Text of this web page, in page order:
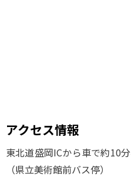
アクセス情報
東北道盛岡ICから車で約10
（県立美術館前バス停）